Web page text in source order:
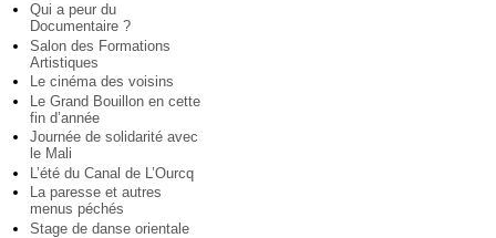
Qui a peur du
Documentaire ?
Salon des Formations
Artistiques
Le cinéma des voisins
Le Grand Bouillon en cette
fin d’année
Journée de solidarité avec
le Mali
L’été du Canal de L’Ourcq
La paresse et autres
menus péchés
Stage de danse orientale